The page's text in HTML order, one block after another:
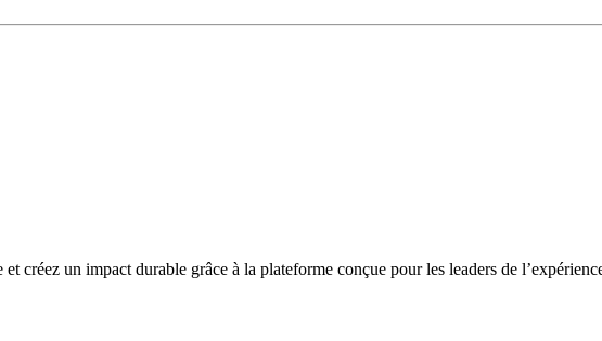
créez un impact durable grâce à la plateforme conçue pour les leaders de